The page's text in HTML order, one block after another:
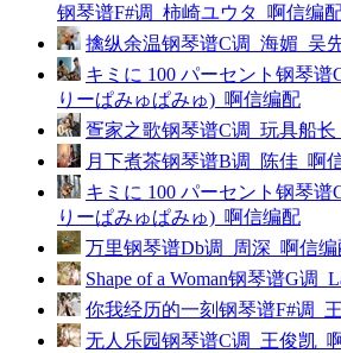
钢琴谱F#调_柿崎ユウタ_啊信编
擒纵余温钢琴谱C调_海媚_吴
キミに 100 パーセント钢琴谱
りーぱみゅぱみゅ)_啊信编配
疍家之歌钢琴谱C调_玩具船长
月下煮茶钢琴谱B调_陈佳_啊
キミに 100 パーセント钢琴谱
りーぱみゅぱみゅ)_啊信编配
万里钢琴谱Db调_周深_啊信编
Shape of a Woman钢琴谱G调
你我经历的一刻钢琴谱F#调_
无人乐园钢琴谱C调_王俊凯_